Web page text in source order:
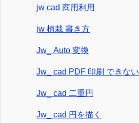
jw cad 商用利用
jw 植栽 書き方
Jw_ Auto 変換
Jw_ cad PDF 印刷 できない
Jw_ cad 二重円
Jw_ cad 円を描く